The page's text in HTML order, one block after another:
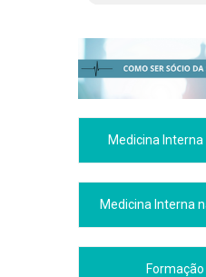
Medicina
Medicina Interna